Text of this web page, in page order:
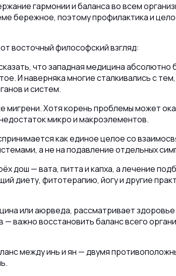
гармонии и баланса во всем
бережное, поэтому профилактика и
восточный философский взгляд:
что западная медицина
И наверняка многие сталкивались с
и систем.
Хотя корень проблемы может
микро и макроэлементов.
как единое целое со
а не на подавление отдельных
дош — вата, питта и капха, а лечение
диету, фитотерапию, йогу и другие
или аюрведа, рассматривает
важно восстановить баланс всего
между инь и ян — двумя